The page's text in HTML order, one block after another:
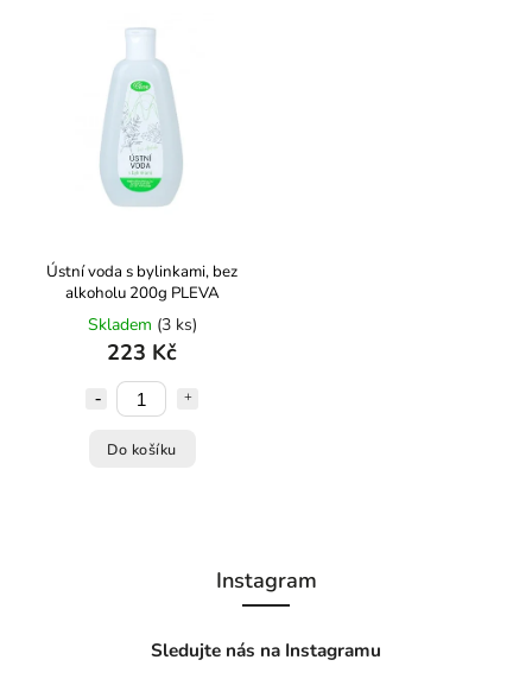
Ústní voda s bylinkami, bez
alkoholu 200g PLEVA
Skladem (3 ks)
223 Kč
Do košíku
Instagram
Sledujte nás na Instagramu